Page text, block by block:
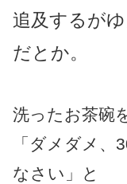
追及するが
だとか。
洗ったお茶碗
「ダメダメ、
なさい」と